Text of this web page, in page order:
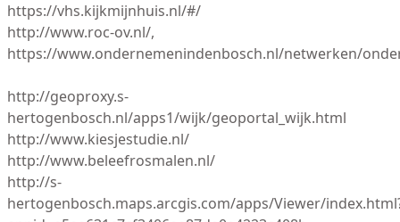
https://vhs.kijkmijnhuis.nl/#/
http://www.roc-ov.nl/,
https://www.ondernemenindenbosch.nl/netwerken/
http://geoproxy.s-
hertogenbosch.nl/apps1/wijk/geoportal_wijk.html
http://www.kiesjestudie.nl/
http://www.beleefrosmalen.nl/
http://s-
hertogenbosch.maps.arcgis.com/apps/Viewer/